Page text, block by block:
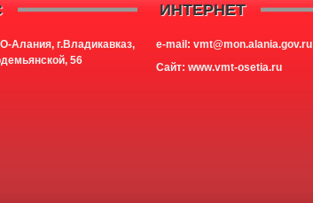
Алания, г.Владикавказ,
56
ИНТЕРНЕТ
e-mail: vmt@mon.alania.gov.ru
Cайт: www.vmt-osetia.ru